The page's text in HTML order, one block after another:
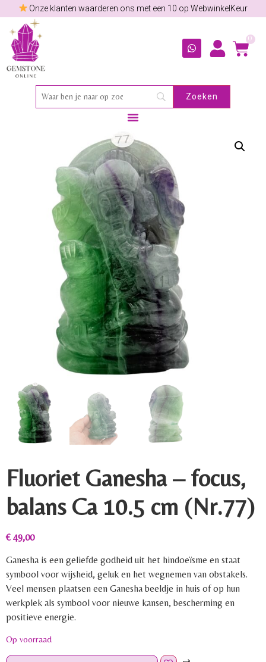
Onze klanten waarderen ons met een 10 op WebwinkelKeur
0
Fluoriet Ganesha – focus,
balans Ca 10.5 cm (Nr.77)
€ 49,00
Ganesha is een geliefde godheid uit het hindoeïsme en staat
symbool voor wijsheid, geluk en het wegnemen van obstakels.
Veel mensen plaatsen een Ganesha beeldje in huis of op hun
werkplek als symbool voor nieuwe kansen, bescherming en
positieve energie.
Op voorraad